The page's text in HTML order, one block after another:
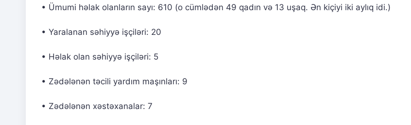
• Ümumi həlak olanların sayı: 610 (o cümlədən 49 qadın və 13 uşaq. Ən kiçiyi iki aylıq idi.)
• Yaralanan səhiyyə işçiləri: 20
• Həlak olan səhiyyə işçiləri: 5
• Zədələnən təcili yardım maşınları: 9
• Zədələnən xəstəxanalar: 7